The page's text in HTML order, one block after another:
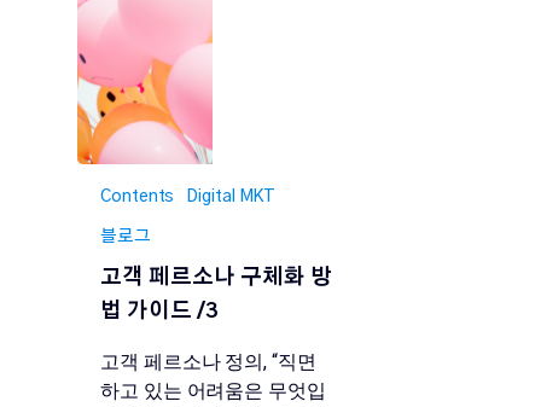
Contents Digital MKT
블로그
고객 페르소나 구체화 방
법 가이드 /3
고객 페르소나 정의, “직면
하고 있는 어려움은 무엇입